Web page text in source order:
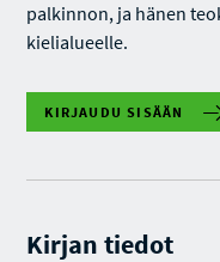
palkinnon, ja hänen
kielialueelle.
KIRJAUDU SISÄÄN
Kirjan tiedot